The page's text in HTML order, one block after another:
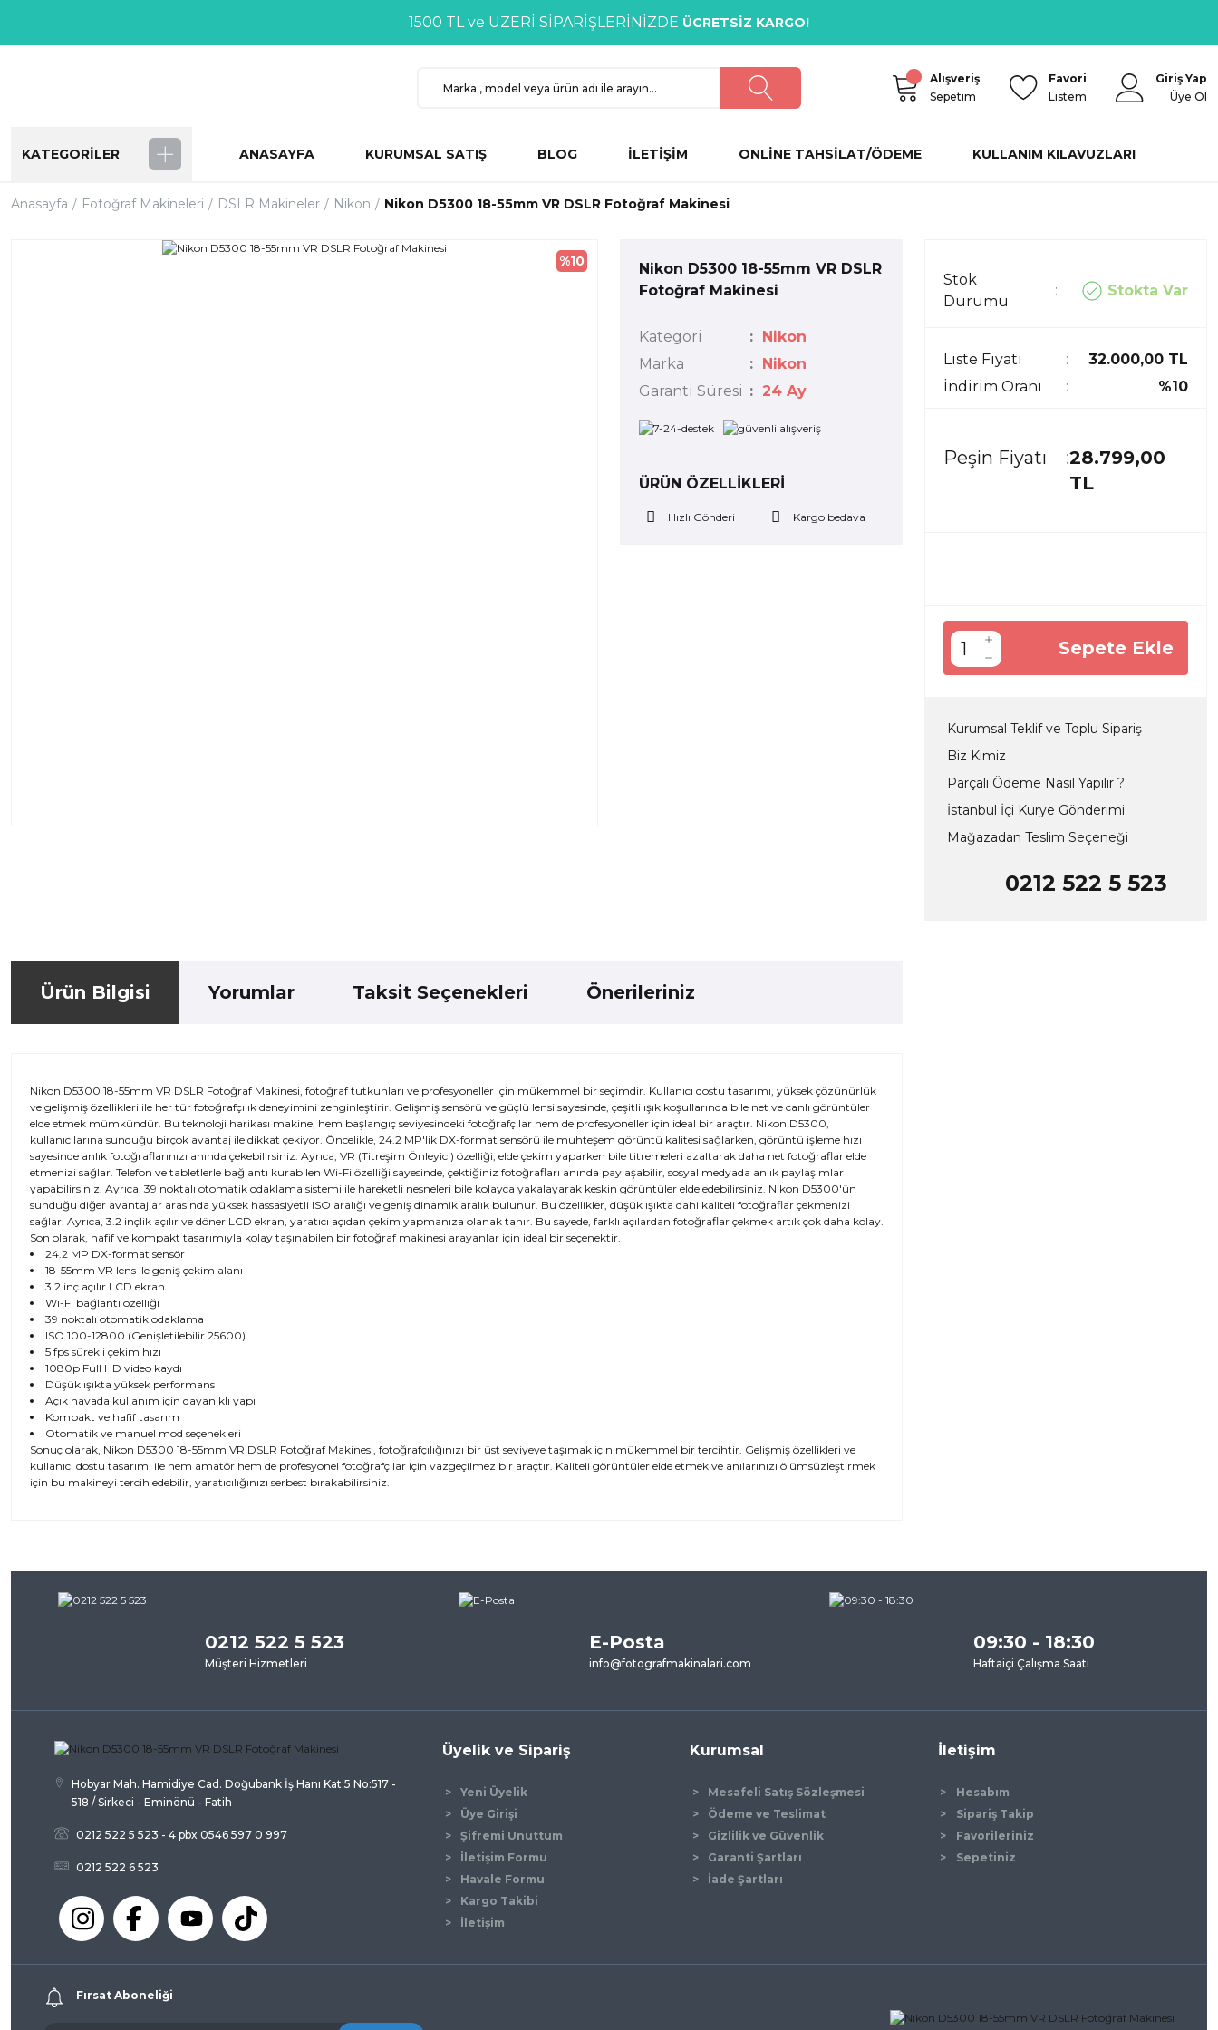
1500 TL ve ÜZERİ SİPARİŞLERİNİZDE ÜCRETSİZ KARGO!
Alışveriş
Sepetim
Favori
Listem
Giriş Yap
Üye Ol
KATEGORİLER ANASAYFA KURUMSAL SATIŞ BLOG İLETİŞİM ONLİNE TAHSİLAT/ÖDEME KULLANIM KILAVUZLARI
Anasayfa Fotoğraf Makineleri DSLR Makineler Nikon Nikon D5300 18-55mm VR DSLR Fotoğraf Makinesi
%10
Nikon D5300 18-55mm VR DSLR
Fotoğraf Makinesi
Kategori
Nikon
Marka
Nikon
Garanti Süresi
24 Ay
ÜRÜN ÖZELLİKLERİ
Hızlı Gönderi Kargo bedava
Stok
Durumu
Stokta Var
Liste Fiyatı
32.000,00 TL
İndirim Oranı
%10
Peşin Fiyatı
28.799,00
TL
Sepete Ekle
Kurumsal Teklif ve Toplu Sipariş
Biz Kimiz
Parçalı Ödeme Nasıl Yapılır ?
İstanbul İçi Kurye Gönderimi
Mağazadan Teslim Seçeneği
0212 522 5 523
Ürün Bilgisi Yorumlar Taksit Seçenekleri Önerileriniz
Nikon D5300 18-55mm VR DSLR Fotoğraf Makinesi, fotoğraf tutkunları ve profesyoneller için mükemmel bir seçimdir. Kullanıcı dostu tasarımı, yüksek çözünürlük
ve gelişmiş özellikleri ile her tür fotoğrafçılık deneyimini zenginleştirir. Gelişmiş sensörü ve güçlü lensi sayesinde, çeşitli ışık koşullarında bile net ve canlı görüntüler
elde etmek mümkündür. Bu teknoloji harikası makine, hem başlangıç seviyesindeki fotoğrafçılar hem de profesyoneller için ideal bir araçtır. Nikon D5300,
kullanıcılarına sunduğu birçok avantaj ile dikkat çekiyor. Öncelikle, 24.2 MP'lik DX-format sensörü ile muhteşem görüntü kalitesi sağlarken, görüntü işleme hızı
sayesinde anlık fotoğraflarınızı anında çekebilirsiniz. Ayrıca, VR (Titreşim Önleyici) özelliği, elde çekim yaparken bile titremeleri azaltarak daha net fotoğraflar elde
etmenizi sağlar. Telefon ve tabletlerle bağlantı kurabilen Wi-Fi özelliği sayesinde, çektiğiniz fotoğrafları anında paylaşabilir, sosyal medyada anlık paylaşımlar
yapabilirsiniz. Ayrıca, 39 noktalı otomatik odaklama sistemi ile hareketli nesneleri bile kolayca yakalayarak keskin görüntüler elde edebilirsiniz. Nikon D5300'ün
sunduğu diğer avantajlar arasında yüksek hassasiyetli ISO aralığı ve geniş dinamik aralık bulunur. Bu özellikler, düşük ışıkta dahi kaliteli fotoğraflar çekmenizi
sağlar. Ayrıca, 3.2 inçlik açılır ve döner LCD ekran, yaratıcı açıdan çekim yapmanıza olanak tanır. Bu sayede, farklı açılardan fotoğraflar çekmek artık çok daha kolay.
Son olarak, hafif ve kompakt tasarımıyla kolay taşınabilen bir fotoğraf makinesi arayanlar için ideal bir seçenektir.
24.2 MP DX-format sensör
18-55mm VR lens ile geniş çekim alanı
3.2 inç açılır LCD ekran
Wi-Fi bağlantı özelliği
39 noktalı otomatik odaklama
ISO 100-12800 (Genişletilebilir 25600)
5 fps sürekli çekim hızı
1080p Full HD video kaydı
Düşük ışıkta yüksek performans
Açık havada kullanım için dayanıklı yapı
Kompakt ve hafif tasarım
Otomatik ve manuel mod seçenekleri
Sonuç olarak, Nikon D5300 18-55mm VR DSLR Fotoğraf Makinesi, fotoğrafçılığınızı bir üst seviyeye taşımak için mükemmel bir tercihtir. Gelişmiş özellikleri ve
kullanıcı dostu tasarımı ile hem amatör hem de profesyonel fotoğrafçılar için vazgeçilmez bir araçtır. Kaliteli görüntüler elde etmek ve anılarınızı ölümsüzleştirmek
için bu makineyi tercih edebilir, yaratıcılığınızı serbest bırakabilirsiniz.
Görüş ve önerileriniz için teşekkür ederiz.
Ürün resmi kalitesiz, bozuk veya görüntülenemiyor.
Ürün açıklamasında eksik bilgiler bulunuyor.
Ürün fiyatı diğer sitelerden daha pahalı.
Bu ürüne benzer farklı alternatifler olmalı.
Gönder
0212 522 5 523
Müşteri Hizmetleri
E-Posta
info@fotografmakinalari.com
09:30 - 18:30
Haftaiçi Çalışma Saati
Hobyar Mah. Hamidiye Cad. Doğubank İş Hanı Kat:5 No:517 -
518 / Sirkeci - Eminönü - Fatih
0212 522 5 523 - 4 pbx 0546 597 0 997
0212 522 6 523
Üyelik ve Sipariş
Yeni Üyelik
Üye Girişi
Şifremi Unuttum
İletişim Formu
Havale Formu
Kargo Takibi
İletişim
Kurumsal
Mesafeli Satış Sözleşmesi
Ödeme ve Teslimat
Gizlilik ve Güvenlik
Garanti Şartları
İade Şartları
İletişim
Hesabım
Sipariş Takip
Favorileriniz
Sepetiniz
Fırsat Aboneliği